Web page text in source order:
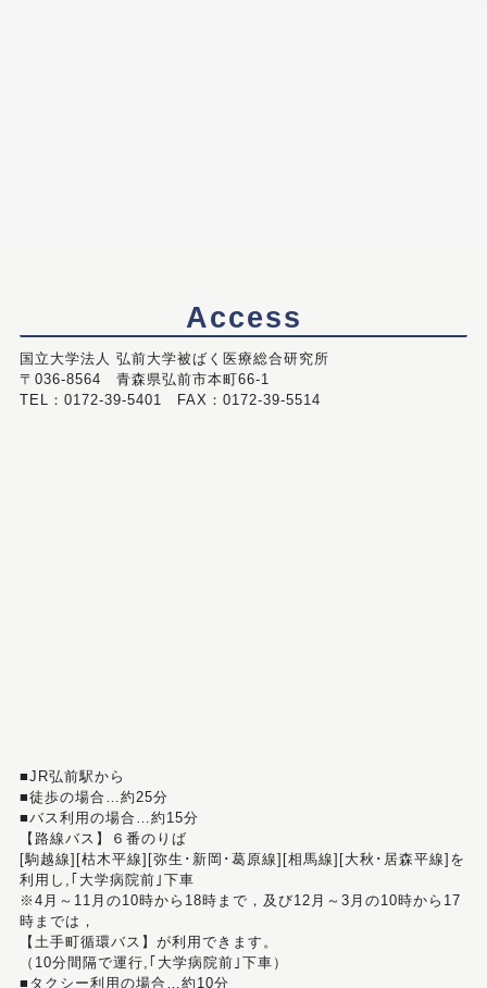
Access
国立大学法人 弘前大学被ばく医療総合研究所
〒036-8564 青森県弘前市本町66-1
TEL：0172-39-5401 FAX：0172-39-5514
■JR弘前駅から
■徒歩の場合…約25分
■バス利用の場合…約15分
【路線バス】６番のりば
[駒越線][枯木平線][弥生･新岡･葛原線][相馬線][大秋･居森平線]を
利用し,｢大学病院前｣下車
※4月～11月の10時から18時まで，及び12月～3月の10時から17
時までは，
【土手町循環バス】が利用できます。
（10分間隔で運行,｢大学病院前｣下車）
■タクシー利用の場合…約10分